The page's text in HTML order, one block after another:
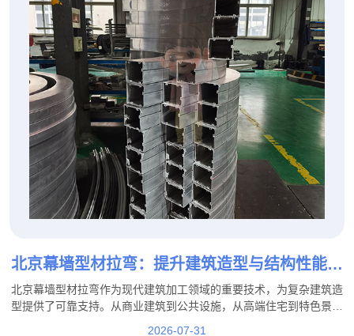
北京幕墙型材拉弯：提升建筑造型与结构性能的
重要加工工艺
北京幕墙型材拉弯作为现代建筑加工领域的重要技术，为复杂建筑造
型提供了可靠支持。从商业建筑到公共设施，从高端住宅到特色景观
2026-07-31